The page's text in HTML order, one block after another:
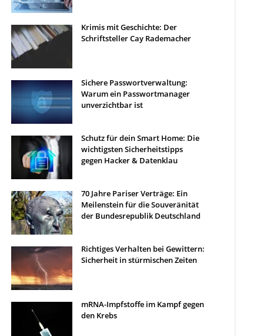
Krimis mit Geschichte: Der
Schriftsteller Cay Rademacher
Sichere Passwortverwaltung:
Warum ein Passwortmanager
unverzichtbar ist
Schutz für dein Smart Home: Die
wichtigsten Sicherheitstipps
gegen Hacker & Datenklau
70 Jahre Pariser Verträge: Ein
Meilenstein für die Souveränität
der Bundesrepublik Deutschland
Richtiges Verhalten bei Gewittern:
Sicherheit in stürmischen Zeiten
mRNA-Impfstoffe im Kampf gegen
den Krebs